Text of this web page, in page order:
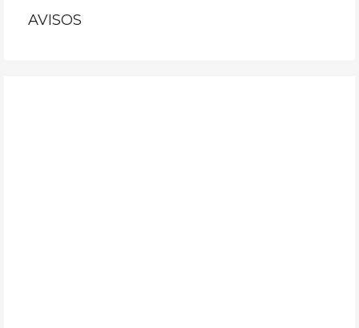
AVISOS